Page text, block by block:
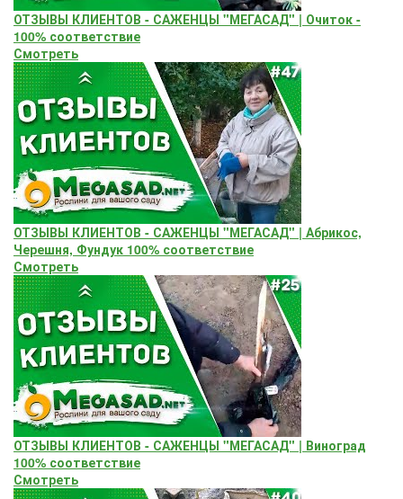
ОТЗЫВЫ КЛИЕНТОВ - САЖЕНЦЫ "МЕГАСАД" | Очиток -
100% соответствие
Смотреть
ОТЗЫВЫ КЛИЕНТОВ - САЖЕНЦЫ "МЕГАСАД" | Абрикос,
Черешня, Фундук 100% соответствие
Смотреть
ОТЗЫВЫ КЛИЕНТОВ - САЖЕНЦЫ "МЕГАСАД" | Виноград
100% соответствие
Смотреть